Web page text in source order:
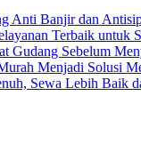
Anti Banjir dan
Terbaik untuk
Gudang Sebelum
Menjadi Solusi
Sewa Lebih Baik